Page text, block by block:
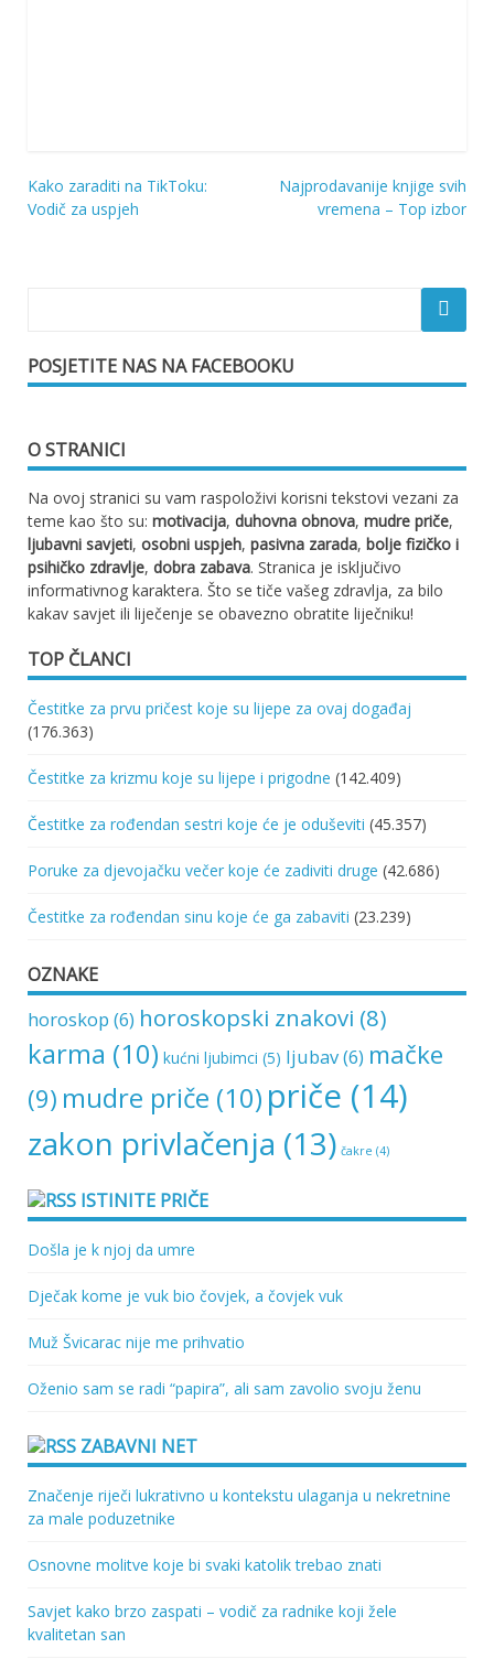
Navigacija
Kako zaraditi na TikToku:
Vodič za uspjeh
Najprodavanije knjige svih
vremena – Top izbor
POSJETITE NAS NA FACEBOOKU
O STRANICI
Na ovoj stranici su vam raspoloživi korisni tekstovi vezani za
teme kao što su: motivacija, duhovna obnova, mudre priče,
ljubavni savjeti, osobni uspjeh, pasivna zarada, bolje fizičko i
psihičko zdravlje, dobra zabava. Stranica je isključivo
informativnog karaktera. Što se tiče vašeg zdravlja, za bilo
kakav savjet ili liječenje se obavezno obratite liječniku!
TOP ČLANCI
Čestitke za prvu pričest koje su lijepe za ovaj događaj
(176.363)
Čestitke za krizmu koje su lijepe i prigodne (142.409)
Čestitke za rođendan sestri koje će je oduševiti (45.357)
Poruke za djevojačku večer koje će zadiviti druge (42.686)
Čestitke za rođendan sinu koje će ga zabaviti (23.239)
OZNAKE
horoskop (6) horoskopski znakovi (8)
karma (10) kućni ljubimci (5) ljubav(6) mačke
(9) mudre priče (10) priče (14)
zakon privlačenja (13) čakre (4)
ISTINITE PRIČE
Došla je k njoj da umre
Dječak kome je vuk bio čovjek, a čovjek vuk
Muž Švicarac nije me prihvatio
Oženio sam se radi “papira”, ali sam zavolio svoju ženu
ZABAVNI NET
Značenje riječi lukrativno u kontekstu ulaganja u nekretnine
za male poduzetnike
Osnovne molitve koje bi svaki katolik trebao znati
Savjet kako brzo zaspati – vodič za radnike koji žele
kvalitetan san